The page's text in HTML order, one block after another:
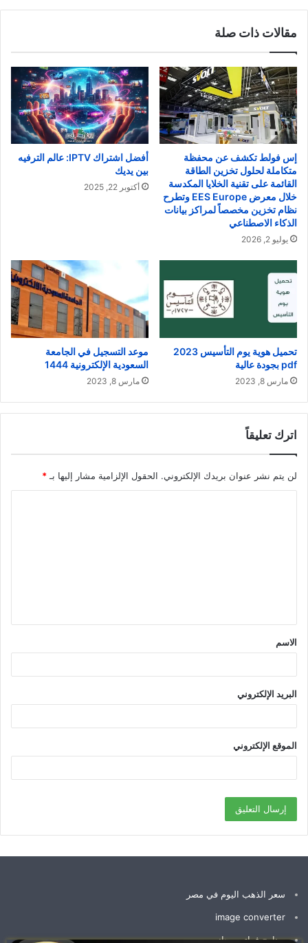
مقالات ذات صلة
إس فولط تكشف عن محفظة
متكاملة لحلول تخزين الطاقة
القائمة على تقنية الخلايا المكدسة
خلال معرض EES Europe وتطرح
نظام تخزين مخصصاً لمراكز بيانات
الذكاء الاصطناعي
يوليو 2, 2026
أفضل اشتراك IPTV: عالم الترفيه
بين يديك
أكتوبر 22, 2025
تحميل هوية يوم التأسيس 2023
pdf بجودة عالية
مارس 8, 2023
موعد التسجيل في الجامعة
السعودية الإلكترونية 1444
مارس 8, 2023
اترك تعليقاً
لن يتم نشر عنوان بريدك الإلكتروني. الحقول الإلزامية مشار إليها بـ *
ق
*
الاسم
البريد الإلكتروني
الموقع الإلكتروني
سعر الذهب اليوم في مصر
image converter
برنامج فواتير مجاني